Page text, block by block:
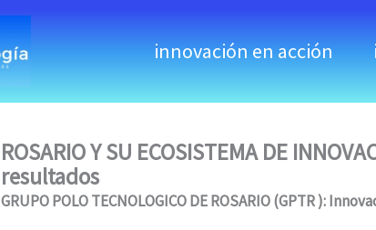
innovación en acción
ROSARIO Y SU ECOSISTEMA DE
resultados
GRUPO POLO TECNOLOGICO DE ROSARIO (GPTR ):